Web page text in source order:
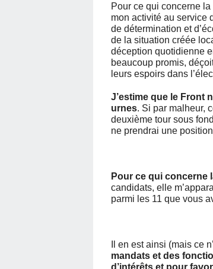
Pour ce qui concerne
mon activité au service
de détermination et
de la situation créée
déception quotidienne
beaucoup promis,
leurs espoirs dans
J’estime que le Front
urnes. Si par malheur,
deuxième tour sous
ne prendrai une
Pour ce qui concerne
candidats, elle
parmi les 11 que vous
Il en est ainsi (mais ce
mandats et des
d’intérêts et pour